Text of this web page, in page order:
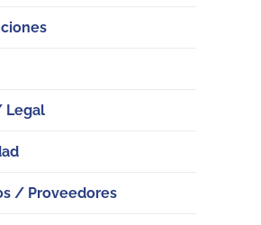
Legal
/ Proveedores